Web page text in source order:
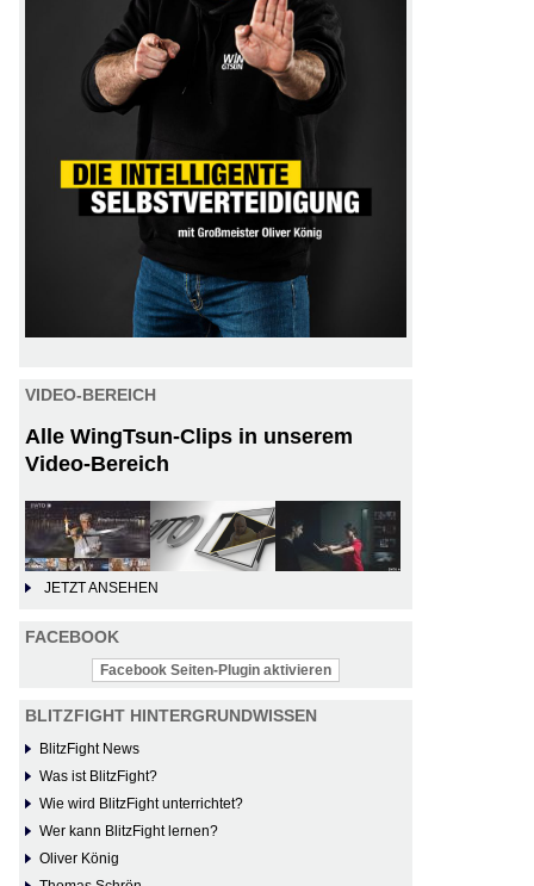
VIDEO-BEREICH
Alle WingTsun-Clips in unserem
Video-Bereich
JETZT ANSEHEN
FACEBOOK
Facebook Seiten-Plugin aktivieren
BLITZFIGHT HINTERGRUNDWISSEN
BlitzFight News
Was ist BlitzFight?
Wie wird BlitzFight unterrichtet?
Wer kann BlitzFight lernen?
Oliver König